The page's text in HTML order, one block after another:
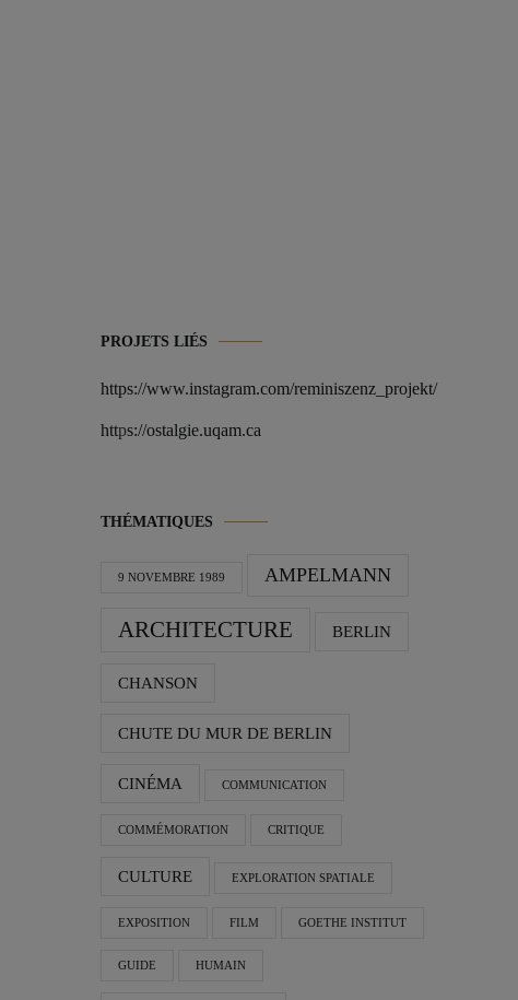
PROJETS LIÉS
https://www.instagram.com/reminiszenz_projekt/
https://ostalgie.uqam.ca
THÉMATIQUES
9 NOVEMBRE 1989 AMPELMANN
ARCHITECTURE BERLIN
CHANSON
CHUTE DU MUR DE BERLIN
CINÉMA COMMUNICATION
COMMÉMORATION CRITIQUE
CULTURE EXPLORATION SPATIALE
EXPOSITION FILM GOETHE INSTITUT
GUIDE HUMAIN